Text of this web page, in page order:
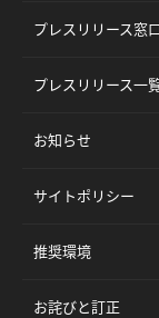
プレスリリース窓
プレスリリース一
お知らせ
サイトポリシー
推奨環境
お詫びと訂正